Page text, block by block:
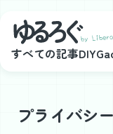
すべての記事DIY
プライバシ